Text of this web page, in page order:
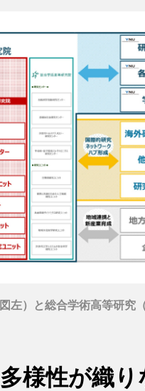
左）と総合学術高等研究
多様性が織